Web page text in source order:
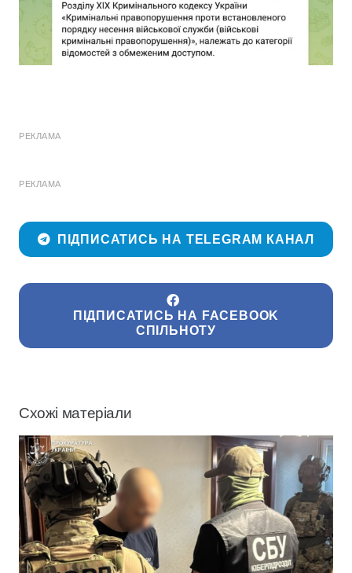
РЕКЛАМА
РЕКЛАМА
ПІДПИСАТИСЬ НА TELEGRAM КАНАЛ
ПІДПИСАТИСЬ НА FACEBOOK
СПІЛЬНОТУ
Схожі матеріали